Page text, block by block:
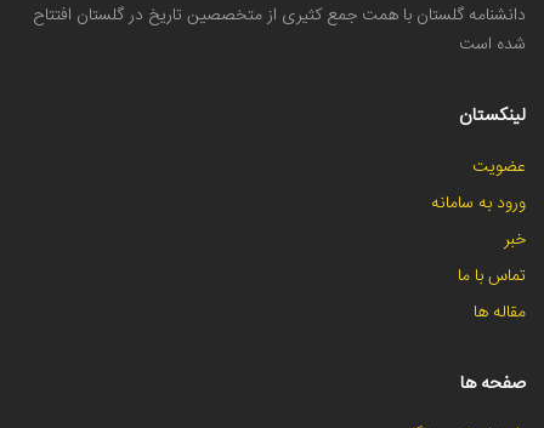
دانشنامه گلستان با همت جمع کثیری از متخصصین تاریخ در گلستان افتتاح
شده است
لینکستان
عضویت
ورود به سامانه
خبر
تماس با ما
مقاله ها
صفحه ها